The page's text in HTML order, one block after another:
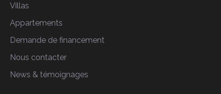
Villas
Appartements
Demande de financement
Nous contacter
News & témoignages